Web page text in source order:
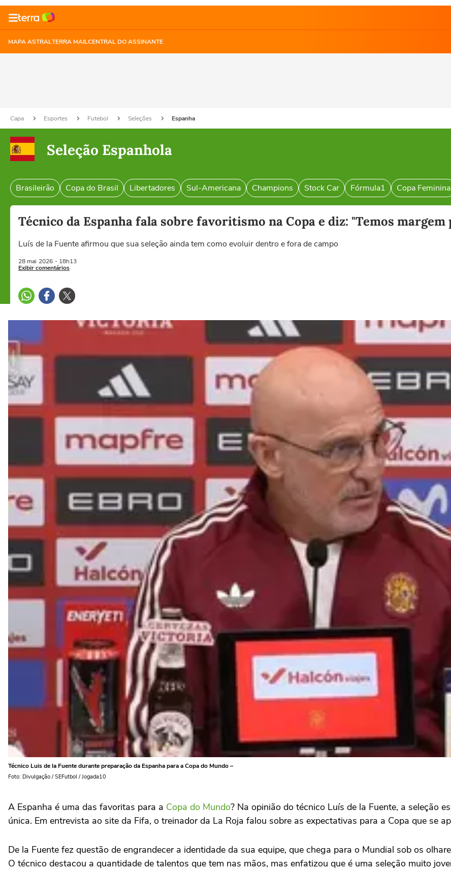
MAPA ASTRALTERRA MAILCENTRAL DO ASSINANTE
Capa Esportes Futebol Seleções Espanha
Seleção Espanhola
Brasileirão Copa do Brasil Libertadores Sul-Americana Champions Stock Car Fórmula1 Copa Feminina
Técnico da Espanha fala sobre favoritismo na Copa e diz: "Temos
Luís de la Fuente afirmou que sua seleção ainda tem como evoluir dentro e fora de campo
28 mai 2026 - 18h13
Exibir comentários
Técnico Luis de la Fuente durante preparação da Espanha para a Copa do Mundo –
Foto: Divulgação / SEFutbol / Jogada10
A Espanha é uma das favoritas para a Copa do Mundo? Na opinião do técnico Luís de la Fuente, a seleção
única. Em entrevista ao site da Fifa, o treinador da La Roja falou sobre as expectativas para a Copa que se
De la Fuente fez questão de engrandecer a identidade da sua equipe, que chega para o Mundial sob os
O técnico destacou a quantidade de talentos que tem nas mãos, mas enfatizou que é uma seleção muito